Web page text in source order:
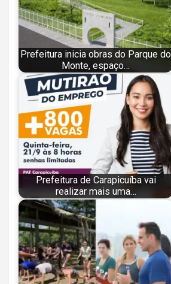
Prefeitura inicia obras do Parque do
Monte, espaço…
Prefeitura de Carapicuíba vai
realizar mais uma…